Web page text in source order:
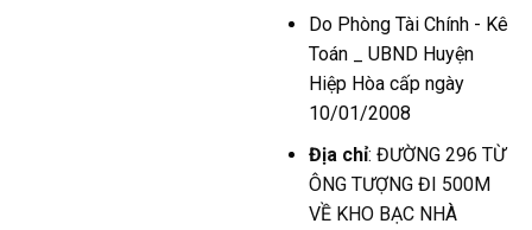
Do Phòng Tài Chính - Kê
Toán _ UBND Huyện
Hiệp Hòa cấp ngày
10/01/2008
Địa chỉ: ĐƯỜNG 296 TỪ
ÔNG TƯỢNG ĐI 500M
VỀ KHO BẠC NHÀ